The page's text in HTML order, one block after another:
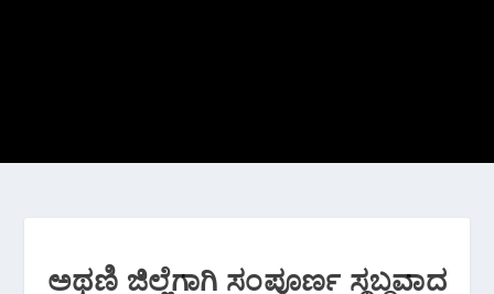
ಅಥಣಿ ಜಿಲ್ಲೆಗಾಗಿ ಸಂಪೂರ್ಣ ಸ್ಥಬ್ದವಾದ